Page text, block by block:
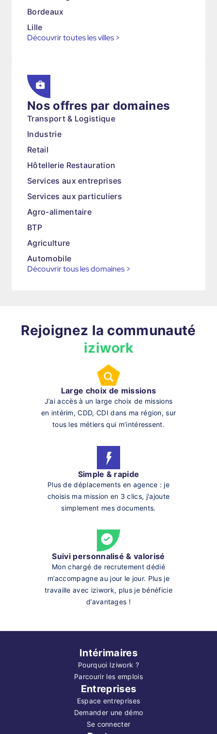
Bordeaux
Lille
Découvrir toutes les villes >
Nos offres par domaines
Transport & Logistique
Industrie
Retail
Hôtellerie Restauration
Services aux entreprises
Services aux particuliers
Agro-alimentaire
BTP
Agriculture
Automobile
Découvrir tous les domaines >
Rejoignez la communauté
iziwork
Large choix de missions
J’ai accès à un large choix de missions
en intérim, CDD, CDI dans ma région, sur
tous les métiers qui m’intéressent.
Simple & rapide
Plus de déplacements en agence : je
choisis ma mission en 3 clics, j'ajoute
simplement mes documents.
Suivi personnalisé & valorisé
Mon chargé de recrutement dédié
m’accompagne au jour le jour. Plus je
travaille avec iziwork, plus je bénéficie
d’avantages !
Intérimaires
Pourquoi Iziwork ?
Parcourir les emplois
Entreprises
Espace entreprises
Demander une démo
Se connecter